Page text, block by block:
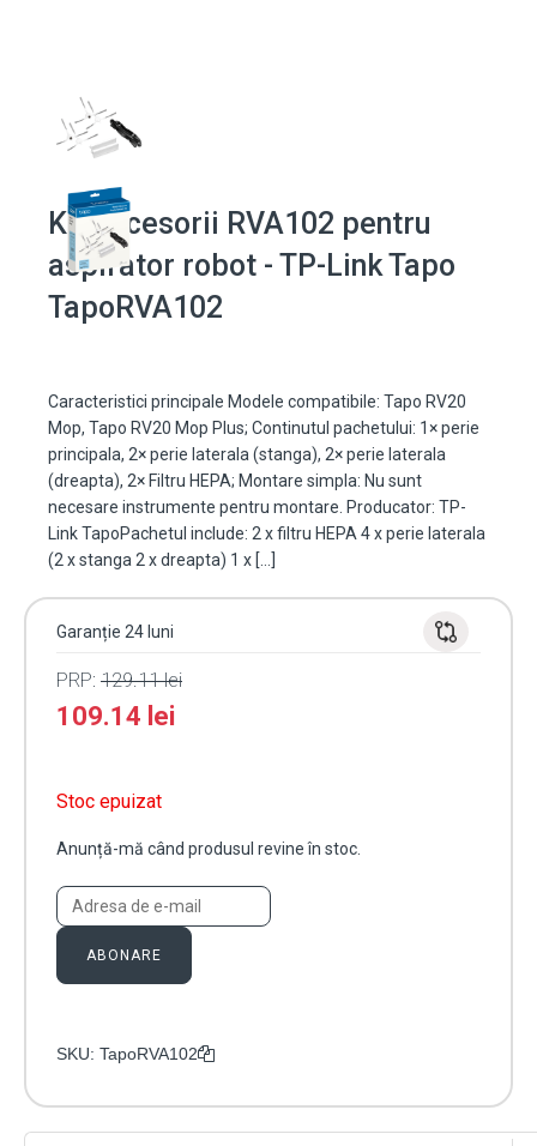
Kit accesorii RVA102 pentru
aspirator robot - TP-Link Tapo
TapoRVA102
Caracteristici principale Modele compatibile: Tapo RV20
Mop, Tapo RV20 Mop Plus; Continutul pachetului: 1× perie
principala, 2× perie laterala (stanga), 2× perie laterala
(dreapta), 2× Filtru HEPA; Montare simpla: Nu sunt
necesare instrumente pentru montare. Producator: TP-
Link TapoPachetul include: 2 x filtru HEPA 4 x perie laterala
(2 x stanga 2 x dreapta) 1 x […]
Garanție 24 luni
PRP: 129.11lei
109.14 lei
Stoc epuizat
Anunță-mă când produsul revine în stoc.
ABONARE
SKU: TapoRVA102